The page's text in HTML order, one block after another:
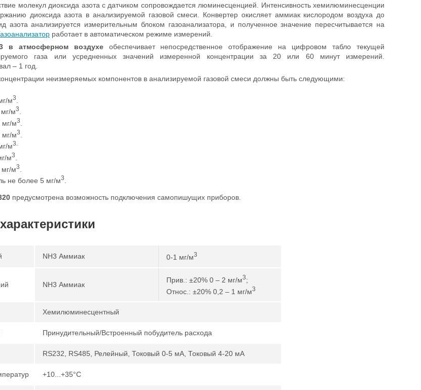
молекул диоксида азота с датчиком сопровождается люминесценцией. Интенсивность хемилюминесценции
диоксида азота в анализируемой газовой смеси. Конвертер окисляет аммиак кислородом воздуха до
азота анализируется измерительным блоком газоанализатора, и полученное значение пересчитывается на
работает в автоматическом режиме измерений.
в атмосферном воздухеобеспечивает непосредственное отображение на цифровом табло текущей
газа или усредненных значений измеренной концентрации за 20 или 60 минут измерений.
– 1 год.
неизмеряемых компонентов в анализируемой газовой смеси должны быть следующими:
м3
м3
мг/м3
мг/м3
м3.
м3
мг/м3
не более 5 мг/м3
предусмотрена возможность подключения самопишущих приборов.
NH3 Аммиак 0-1 мг/м3
NH3 Аммиак
Прив.: ±20% 0 – 2 мг/м3;
Относ.: ±20% 0,2 – 1 мг/м3
Хемилюминесцентный
Принудительный/Встроенный побудитель расхода
RS232, RS485, Релейный, Токовый 0-5 мА, Токовый 4-20 мА
+10...+35°С